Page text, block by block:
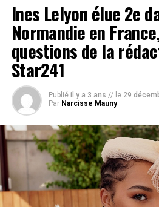
Ines Lelyon élue 2e
Normandie en
questions de la
Star241
Publié il y a 3 ans // le 29
Par Narcisse Mauny